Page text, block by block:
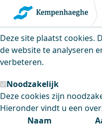
Kempenhaeghe
cookies
Deze site plaatst cookies.
de website te analyseren
verbeteren.
Noodzakelijk
Deze cookies zijn
Hieronder vindt u een
Naam